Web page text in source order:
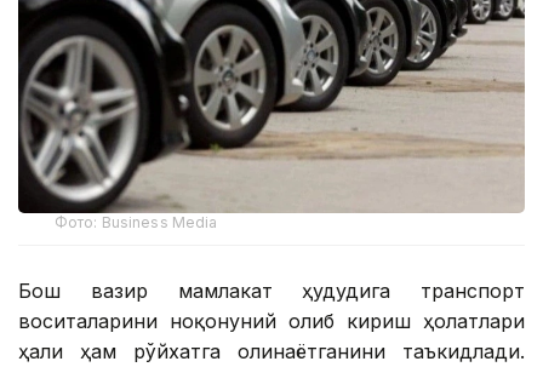
Фото: Business Media
Бош вазир мамлакат ҳудудига транспорт
воситаларини ноқонуний олиб кириш ҳолатлари
ҳали ҳам рўйхатга олинаётганини таъкидлади.